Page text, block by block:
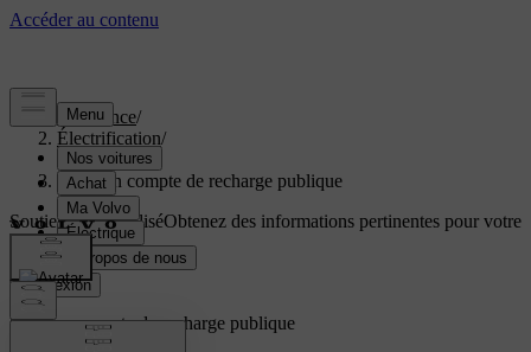
Assistance/
Électrification/
Recharge/
Créer un compte de recharge publique
Soutien personnaliséObtenez des informations pertinentes pour votre
voiture.
Connexion
Créer un compte de recharge publique